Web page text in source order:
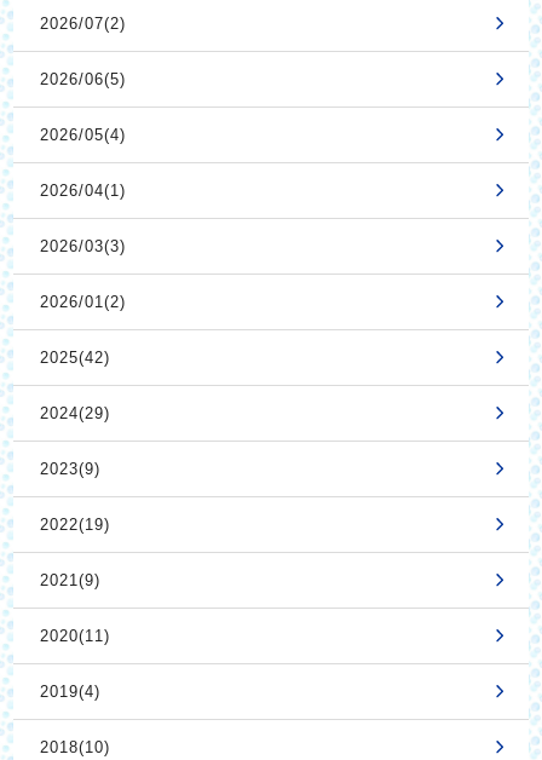
2026/07(2)
2026/06(5)
2026/05(4)
2026/04(1)
2026/03(3)
2026/01(2)
2025(42)
2024(29)
2023(9)
2022(19)
2021(9)
2020(11)
2019(4)
2018(10)